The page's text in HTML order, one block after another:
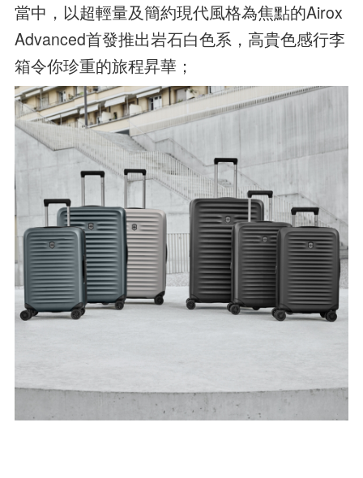
當中，以超輕量及簡約現代風格為焦點的Airox
Advanced首發推出岩石白色系，高貴色感行李
箱令你珍重的旅程昇華；